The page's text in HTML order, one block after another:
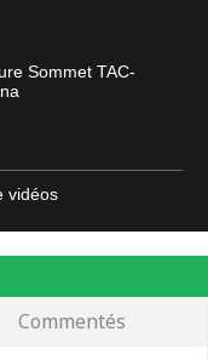
Sommet TAC-
vidéos
Commentés